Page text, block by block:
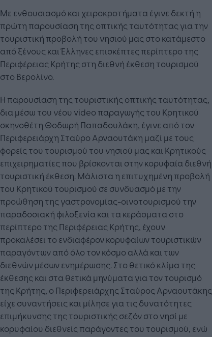
Με ενθουσιασμό και χειροκροτήματα έγινε δεκτή η
πρώτη παρουσίαση της οπτικής ταυτότητας για την
τουριστική προβολή του νησιού μας στο κατάμεστο
από ξένους και Έλληνες επισκέπτες περίπτερο της
Περιφέρειας Κρήτης στη διεθνή έκθεση τουρισμού
στο Βερολίνο.
Η παρουσίαση της τουριστικής οπτικής ταυτότητας,
δια μέσω του νέου video παραγωγής του Κρητικού
σκηνοθέτη Θοδωρή Παπαδουλάκη, έγινε από τον
Περιφερειάρχη Σταύρο Αρναουτάκη μαζί με τους
φορείς του τουρισμού του νησιού μας και Κρητικούς
επιχειρηματίες που βρίσκονται στην κορυφαία διεθνή
τουριστική έκθεση. Μάλιστα η επιτυχημένη προβολή
του Κρητικού τουρισμού σε συνδυασμό με την
προώθηση της γαστρονομίας-οινοτουρισμού την
παραδοσιακή φιλοξενία και τα κεράσματα στο
περίπτερο της Περιφέρειας Κρήτης, έχουν
προκαλέσει το ενδιαφέρον κορυφαίων τουριστικών
παραγόντων από όλο τον κόσμο αλλά και των
διεθνών μέσων ενημέρωσης. Στο θετικό κλίμα της
έκθεσης και στα θετικά μηνύματα για τον τουρισμό
της Κρήτης, ο Περιφερειάρχης Σταύρος Αρναουτάκης
είχε συναντήσεις και μίλησε για τις δυνατότητες
επιμήκυνσης της τουριστικής σεζόν στο νησί με
κορυφαίου διεθνείς παράγοντες του τουρισμού, ενώ